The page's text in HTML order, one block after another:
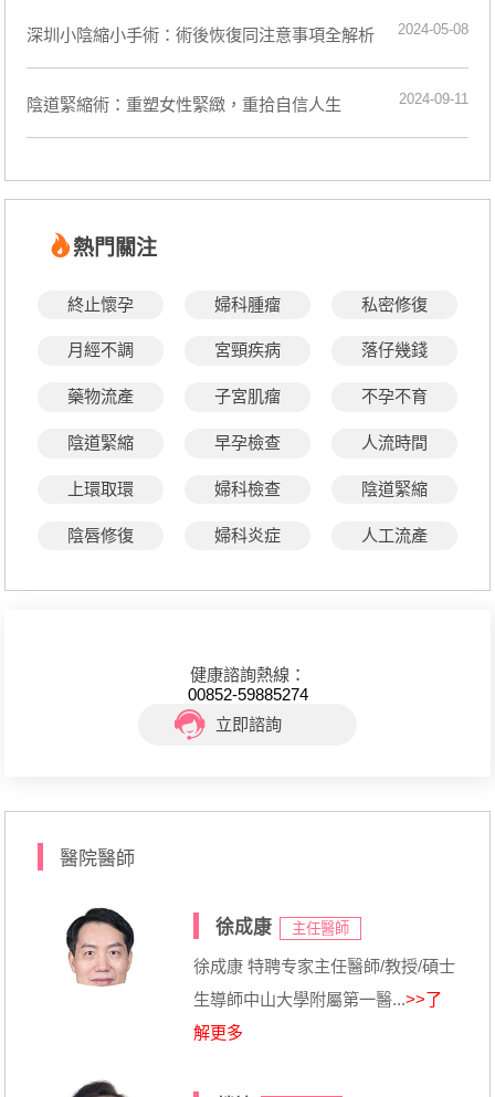
深圳小陰縮小手術：術後恢復同注意事項全解析 2024-05-08
陰道緊縮術：重塑女性緊緻，重拾自信人生 2024-09-11
熱門關注
終止懷孕 婦科腫瘤 私密修復
月經不調 宮頸疾病 落仔幾錢
藥物流產 子宮肌瘤 不孕不育
陰道緊縮 早孕檢查 人流時間
上環取環 婦科檢查 陰道緊縮
陰唇修復 婦科炎症 人工流產
健康諮詢熱線：
00852-59885274
立即諮詢
醫院醫師
徐成康 主任醫師
徐成康 特聘专家主任醫師/教授/碩士
生導師中山大學附屬第一醫...>>了
解更多